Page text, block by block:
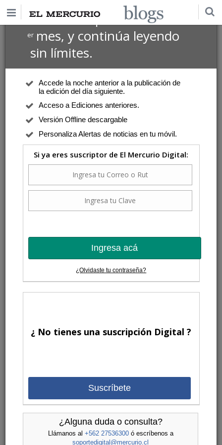
Suscríbete por $1 USD
ermes, y continúa leyendo
sin límites.
Accede la noche anterior a la publicación de
la edición del día siguiente.
Acceso a Ediciones anteriores.
Versión Offline descargable
Personaliza Alertas de noticias en tu móvil.
Si ya eres suscriptor de El Mercurio Digital:
Ingresa acá
¿Olvidaste tu contraseña?
¿ No tienes una suscripción Digital ?
Suscríbete
¿Alguna duda o consulta?
Llámanos al +562 27536300ó escríbenos a
soportedigital@mercurio.cl